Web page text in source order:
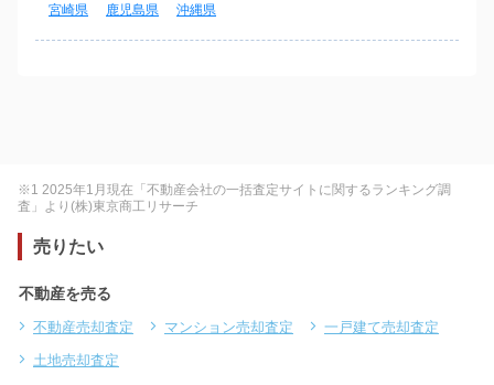
宮崎県
鹿児島県 沖縄県
※1 2025年1月現在「不動産会社の一括査定サイトに関するランキング調
査」より(株)東京商工リサーチ
売りたい
不動産を売る
不動産売却査定 マンション売却査定
一戸建て売却査定
土地売却査定